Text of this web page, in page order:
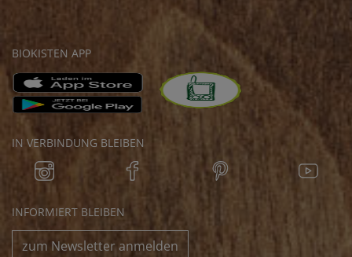
BIOKISTEN APP
IN VERBINDUNG BLEIBEN
INFORMIERT BLEIBEN
zum Newsletter anmelden